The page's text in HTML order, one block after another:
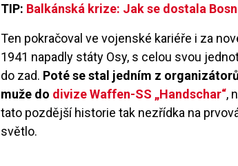
TIP: Balkánská krize: Jak se dostala
Ten pokračoval ve vojenské kariéře i za
1941 napadly státy Osy, s celou svou
do zad. Poté se stal jedním z
muže do divize Waffen-SS „Handschar“,
tato pozdější historie tak nezřídka na
světlo.